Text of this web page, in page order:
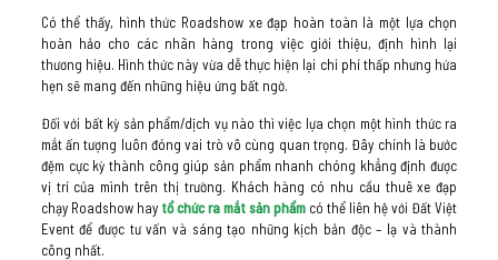
Có thể thấy, hình thức Roadshow xe đạp hoàn toàn là một lựa chọn
hoàn hảo cho các nhãn hàng trong việc giới thiệu, định hình lại
thương hiệu. Hình thức này vừa dễ thực hiện lại chi phí thấp nhưng hứa
hẹn sẽ mang đến những hiệu ứng bất ngờ.
Đối với bất kỳ sản phẩm/dịch vụ nào thì việc lựa chọn một hình thức ra
mắt ấn tượng luôn đóng vai trò vô cùng quan trọng. Đây chính là bước
đệm cực kỳ thành công giúp sản phẩm nhanh chóng khẳng định được
vị trí của mình trên thị trường. Khách hàng có nhu cầu thuê xe đạp
chạy Roadshow hay tổ chức ra mắt sản phẩm có thể liên hệ với Đất Việt
Event để được tư vấn và sáng tạo những kịch bản độc – lạ và thành
công nhất.